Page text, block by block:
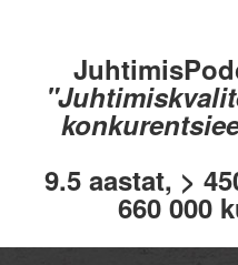
9.5 aastat, >
660 000